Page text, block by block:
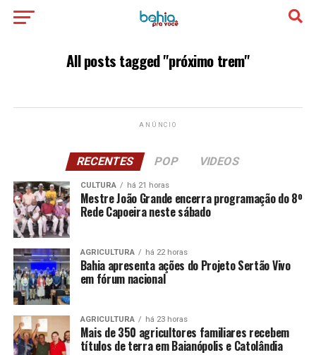
All posts tagged "próximo trem"
ANÚNCIO
RECENTES POP VIDEOS
CULTURA há 21 horas
Mestre João Grande encerra programação do 8º
Rede Capoeira neste sábado
AGRICULTURA há 22 horas
Bahia apresenta ações do Projeto Sertão Vivo
em fórum nacional
AGRICULTURA há 23 horas
Mais de 350 agricultores familiares recebem
títulos de terra em Baianópolis e Catolândia